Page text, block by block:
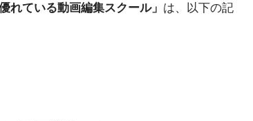
れている動画編集スクール」 は、以下の記